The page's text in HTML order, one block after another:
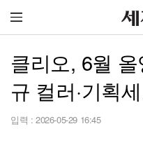
클리오, 6월
규 컬러·기획
입력 : 2026-05-29 16:45